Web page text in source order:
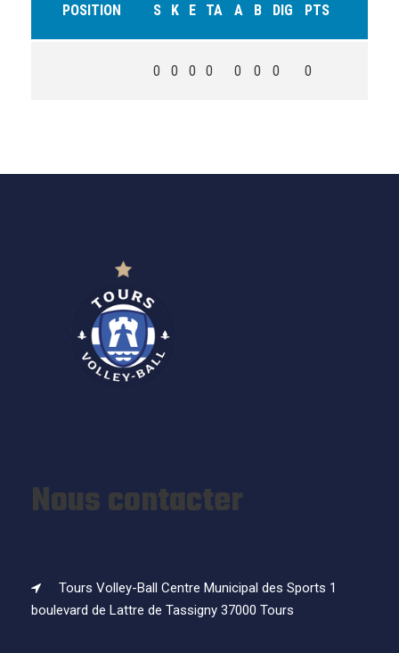
POSITION S K E TA A B DIG PTS
0 0 0 0 0 0 0 0
Nous contacter
Tours Volley-Ball Centre Municipal des Sports 1
boulevard de Lattre de Tassigny 37000 Tours